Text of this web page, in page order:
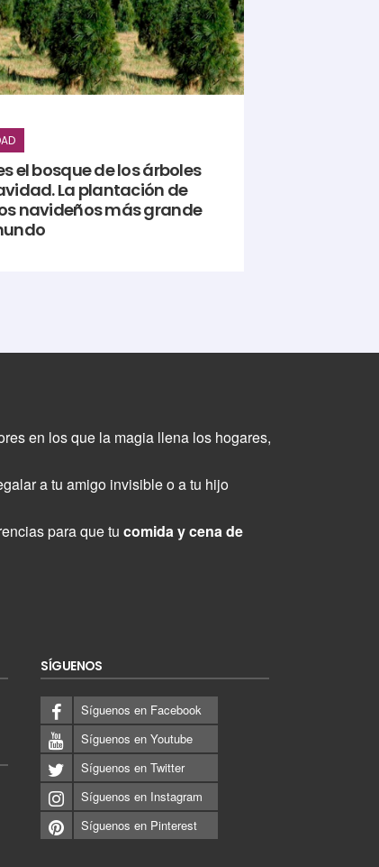
el bosque de los árboles
La plantación de
navideños más grande
en los que la magia llena los hogares,
a tu amigo invisible o a tu hijo
para que tucomida y cena de
SÍGUENOS
Síguenos en Facebook
Síguenos en Youtube
Síguenos en Twitter
Síguenos en Instagram
Síguenos en Pinterest